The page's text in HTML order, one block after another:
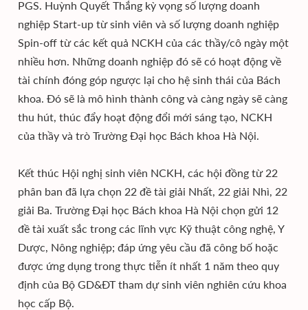
PGS. Huỳnh Quyết Thắng kỳ vọng số lượng doanh
nghiệp Start-up từ sinh viên và số lượng doanh nghiệp
Spin-off từ các kết quả NCKH của các thầy/cô ngày một
nhiều hơn. Những doanh nghiệp đó sẽ có hoạt động về
tài chính đóng góp ngược lại cho hệ sinh thái của Bách
khoa. Đó sẽ là mô hình thành công và càng ngày sẽ càng
thu hút, thúc đẩy hoạt động đổi mới sáng tạo, NCKH
của thầy và trò Trường Đại học Bách khoa Hà Nội.
Kết thúc Hội nghị sinh viên NCKH, các hội đồng từ 22
phân ban đã lựa chọn 22 đề tài giải Nhất, 22 giải Nhì, 22
giải Ba. Trường Đại học Bách khoa Hà Nội chọn gửi 12
đề tài xuất sắc trong các lĩnh vực Kỹ thuật công nghệ, Y
Dược, Nông nghiệp; đáp ứng yêu cầu đã công bố hoặc
được ứng dụng trong thực tiễn ít nhất 1 năm theo quy
định của Bộ GD&ĐT tham dự sinh viên nghiên cứu khoa
học cấp Bộ.